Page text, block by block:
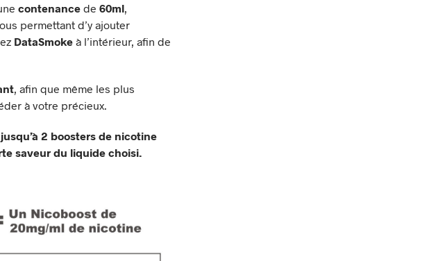
contenance de 60ml
permettant d’y ajouter
DataSmoke à l’intérieur, afin de
, afin que même les plus
à votre précieux.
2 boosters de nicotine
saveur du liquide choisi.